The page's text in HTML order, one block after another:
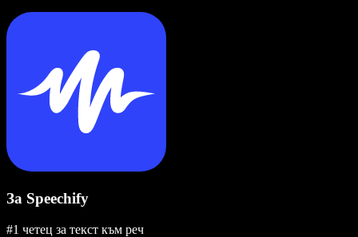
За Speechify
#1 четец за текст към реч